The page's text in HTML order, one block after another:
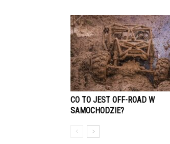
CO TO JEST OFF-ROAD W
SAMOCHODZIE?